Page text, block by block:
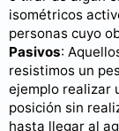
isométricos
personas cuyo
Pasivos:
resistimos un
ejemplo realizar
posición sin
hasta llegar al